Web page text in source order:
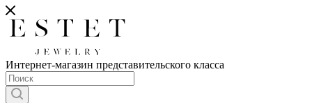
Интернет-магазин представительского класса